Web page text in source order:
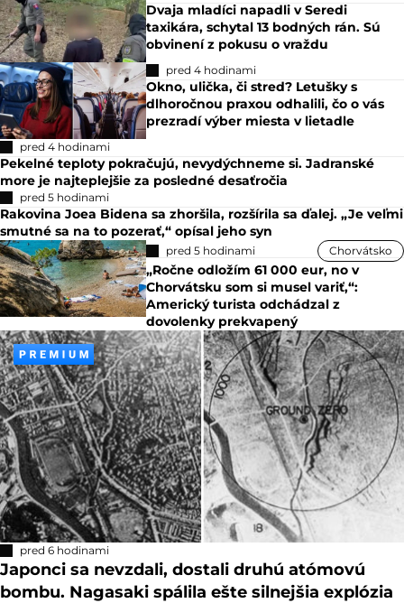
Dvaja mladíci napadli v Seredi
taxikára, schytal 13 bodných rán. Sú
obvinení z pokusu o vraždu
pred 4 hodinami
Okno, ulička, či stred? Letušky s
dlhoročnou praxou odhalili, čo o vás
prezradí výber miesta v lietadle
pred 4 hodinami
Pekelné teploty pokračujú, nevydýchneme si. Jadranské
more je najteplejšie za posledné desaťročia
pred 5 hodinami
Rakovina Joea Bidena sa zhoršila, rozšírila sa ďalej. „Je veľmi
smutné sa na to pozerať,“ opísal jeho syn
pred 5 hodinami Chorvátsko
„Ročne odložím 61 000 eur, no v
Chorvátsku som si musel variť,“:
Americký turista odchádzal z
dovolenky prekvapený
pred 6 hodinami
Japonci sa nevzdali, dostali druhú atómovú
bombu. Nagasaki spálila ešte silnejšia explózia